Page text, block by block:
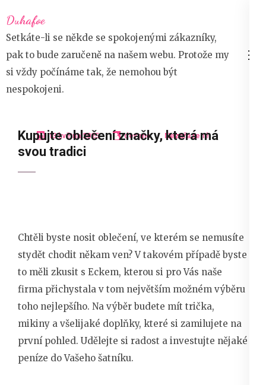
na
obsah
(stiskněte
Enter)
Duhafoe
Setkáte-li se někde se spokojenými zákazníky,
pak to bude zaručeně na našem webu. Protože my
si vždy počínáme tak, že nemohou být
nespokojeni.
13 května 2025 devene Nezařazené
Kupujte oblečení značky, která má
svou tradici
Chtěli byste nosit oblečení, ve kterém se nemusíte
stydět chodit někam ven? V takovém případě byste
to měli zkusit s Eckem, kterou si pro Vás naše
firma přichystala v tom největším možném výběru
toho nejlepšího. Na výběr budete mít trička,
mikiny a všelijaké doplňky, které si zamilujete na
první pohled. Udělejte si radost a investujte nějaké
peníze do Vašeho šatníku.